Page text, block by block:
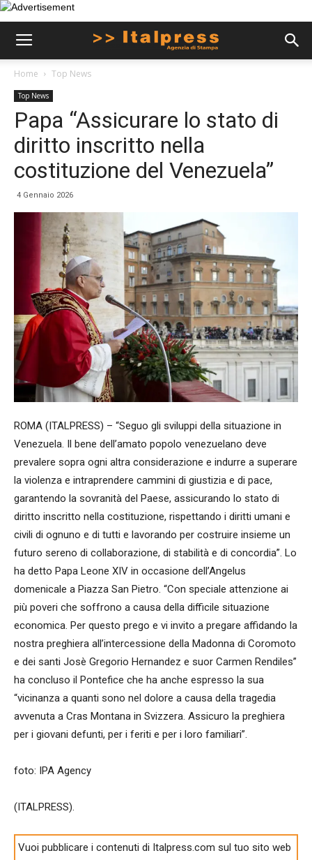
Home Top News
Top News
Papa “Assicurare lo stato di
diritto inscritto nella
costituzione del Venezuela”
4 Gennaio 2026
ROMA (ITALPRESS) – “Seguo gli sviluppi della situazione in
Venezuela. Il bene dell’amato popolo venezuelano deve
prevalere sopra ogni altra considerazione e indurre a superare
la violenza e intraprendere cammini di giustizia e di pace,
garantendo la sovranità del Paese, assicurando lo stato di
diritto inscritto nella costituzione, rispettando i diritti umani e
civili di ognuno e di tutti e lavorando per costruire insieme un
futuro sereno di collaborazione, di stabilità e di concordia”. Lo
ha detto Papa Leone XIV in occasione dell’Angelus
domenicale a Piazza San Pietro. “Con speciale attenzione ai
più poveri che soffrono a causa della difficile situazione
economica. Per questo prego e vi invito a pregare affidando la
nostra preghiera all’intercessione della Madonna di Coromoto
e dei santi Josè Gregorio Hernandez e suor Carmen Rendiles”
ha concluso il Pontefice che ha anche espresso la sua
“vicinanza a quanti sono nel dolore a causa della tragedia
avvenuta a Cras Montana in Svizzera. Assicuro la preghiera
per i giovani defunti, per i feriti e per i loro familiari”.
foto: IPA Agency
(ITALPRESS).
Vuoi pubblicare i contenuti di Italpress.com sul tuo sito web